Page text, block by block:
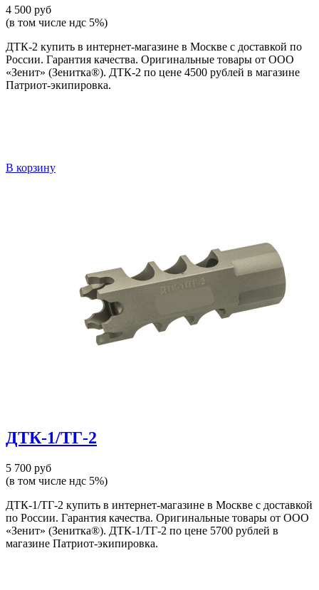
4 500 руб
(в том числе ндс 5%)
ДТК-2 купить в интернет-магазине в Москве с доставкой по
России. Гарантия качества. Оригинальные товары от ООО
«Зенит» (Зенитка®). ДТК-2 по цене 4500 рублей в магазине
Патриот-экипировка.
В корзину
ДТК-1/ТГ-2
5 700 руб
(в том числе ндс 5%)
ДТК-1/ТГ-2 купить в интернет-магазине в Москве с доставкой
по России. Гарантия качества. Оригинальные товары от ООО
«Зенит» (Зенитка®). ДТК-1/ТГ-2 по цене 5700 рублей в
магазине Патриот-экипировка.